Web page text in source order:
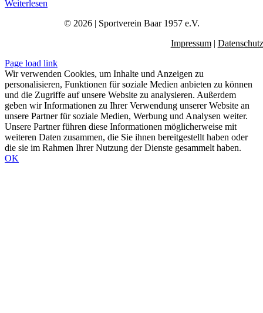
Weiterlesen
© 2026 | Sportverein Baar 1957 e.V.
Impressum| Datenschutz
Page load link
Wir verwenden Cookies, um Inhalte und Anzeigen zu
personalisieren, Funktionen für soziale Medien anbieten zu können
und die Zugriffe auf unsere Website zu analysieren. Außerdem
geben wir Informationen zu Ihrer Verwendung unserer Website an
unsere Partner für soziale Medien, Werbung und Analysen weiter.
Unsere Partner führen diese Informationen möglicherweise mit
weiteren Daten zusammen, die Sie ihnen bereitgestellt haben oder
die sie im Rahmen Ihrer Nutzung der Dienste gesammelt haben.
OK